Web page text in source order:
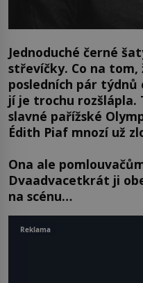
Jednoduché černé
střevíčky. Co na tom,
posledních pár
jí je trochu rozšlápla.
slavné pařížské
Édith Piaf mnozí už
Ona ale
Dvaadvacetkrát ji
na scénu…
Reklama